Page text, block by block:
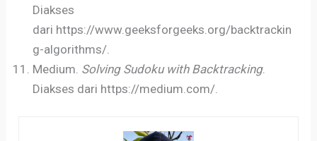
Diakses
dari https://www.geeksforgeeks.org/backtrackin
g-algorithms/.
Medium. Solving Sudoku with Backtracking.
Diakses dari https://medium.com/.